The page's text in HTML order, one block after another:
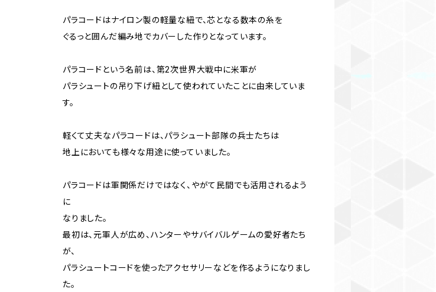
パラコードはナイロン製の軽量な紐で、芯となる数本の糸を
ぐるっと囲んだ編み地でカバーした作りとなっています。
パラコードという名前は、第2次世界大戦中に米軍が
パラシュートの吊り下げ紐として使われていたことに由来していま
す。
軽くて丈夫なパラコードは、パラシュート部隊の兵士たちは
地上においても様々な用途に使っていました。
パラコードは軍関係だけではなく、やがて民間でも活用されるよう
に
なりました。
最初は、元軍人が広め、ハンターやサバイバルゲームの愛好者たち
が、
パラシュートコードを使ったアクセサリーなどを作るようになりまし
た。